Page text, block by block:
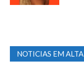
NOTICIAS EM ALTA